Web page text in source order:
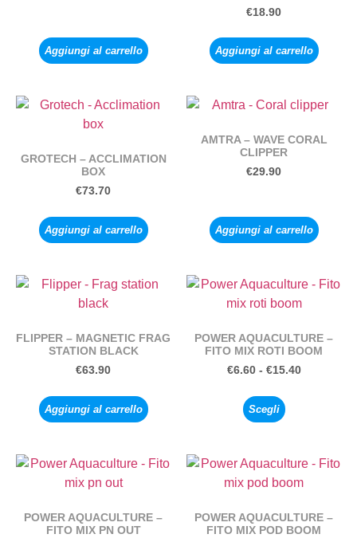
Aggiungi al carrello
€18.90
Aggiungi al carrello
GROTECH – ACCLIMATION
BOX
€73.70
Aggiungi al carrello
AMTRA – WAVE CORAL
CLIPPER
€29.90
Aggiungi al carrello
FLIPPER – MAGNETIC FRAG
STATION BLACK
€63.90
Aggiungi al carrello
POWER AQUACULTURE –
FITO MIX ROTI BOOM
€6.60 - €15.40
Scegli
POWER AQUACULTURE –
FITO MIX PN OUT
POWER AQUACULTURE –
FITO MIX POD BOOM